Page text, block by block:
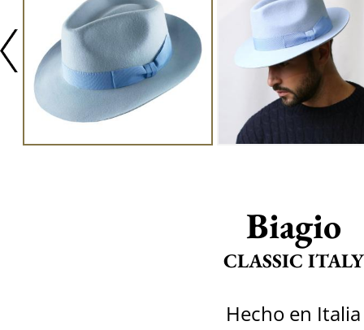
Biagio
CLASSIC ITALY
Hecho en Italia